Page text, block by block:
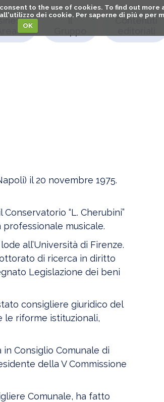
to the use of cookies. To find out
dei cookie. Per saperne di piú e per
OK
Il
Contenuti
il 20 novembre 1975.
“L. Cherubini”
professionale musicale.
all’Università di Firenze.
di ricerca in diritto
Legislazione dei beni
consigliere giuridico del
le riforme istituzionali,
Consiglio Comunale di
della V Commissione
Comunale, ha fatto